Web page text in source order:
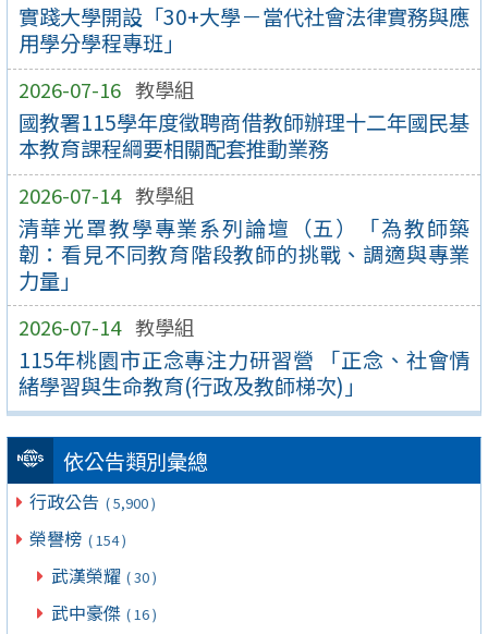
實踐大學開設「30+大學－當代社會法律實務與應
用學分學程專班」
2026-07-16 教學組
國教署115學年度徵聘商借教師辦理十二年國民基
本教育課程綱要相關配套推動業務
2026-07-14 教學組
清華光罩教學專業系列論壇（五）「為教師築
韌：看見不同教育階段教師的挑戰、調適與專業
力量」
2026-07-14 教學組
115年桃園市正念專注力研習營 「正念、社會情
緒學習與生命教育(行政及教師梯次)」
依公告類別彙總
行政公告 ( 5,900 )
榮譽榜 ( 154 )
武漢榮耀 ( 30 )
武中豪傑 ( 16 )